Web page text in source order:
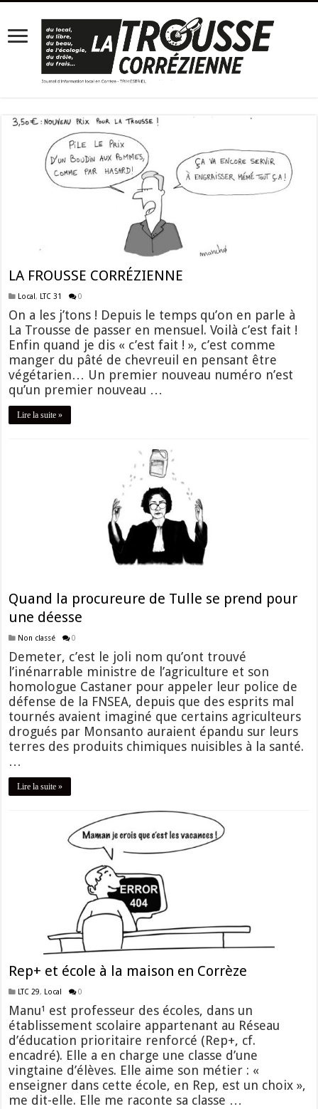
LA FROUSSE CORRÉZIENNE
Local, LTC 31 0
On a les j’tons ! Depuis le temps qu’on en parle à
La Trousse de passer en mensuel. Voilà c’est fait !
Enfin quand je dis « c’est fait ! », c’est comme
manger du pâté de chevreuil en pensant être
végétarien… Un premier nouveau numéro n’est
qu’un premier nouveau …
Lire la suite »
Quand la procureure de Tulle se prend pour
une déesse
Non classé 0
Demeter, c’est le joli nom qu’ont trouvé
l’inénarrable ministre de l’agriculture et son
homologue Castaner pour appeler leur police de
défense de la FNSEA, depuis que des esprits mal
tournés avaient imaginé que certains agriculteurs
drogués par Monsanto auraient épandu sur leurs
terres des produits chimiques nuisibles à la santé.
…
Lire la suite »
Rep+ et école à la maison en Corrèze
LTC 29, Local 0
Manu¹ est professeur des écoles, dans un
établissement scolaire appartenant au Réseau
d’éducation prioritaire renforcé (Rep+, cf.
encadré). Elle a en charge une classe d’une
vingtaine d’élèves. Elle aime son métier : «
enseigner dans cette école, en Rep, est un choix »,
me dit-elle. Elle me raconte sa classe …